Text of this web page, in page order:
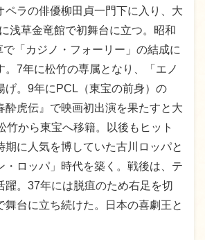
ペラの俳優柳田貞一門下に入り、大
浅草金竜館で初舞台に立つ。昭和
「カジノ・フォーリー」の結成に
。7年に松竹の専属となり、「エノ
げ。9年にPCL（東宝の前身）の
酔虎伝』で映画初出演を果たすと大
竹から東宝へ移籍。以後もヒット
期に人気を博していた古川ロッパと
・ロッパ」時代を築く。戦後は、テ
躍。37年には脱疽のため右足を切
舞台に立ち続けた。日本の喜劇王と